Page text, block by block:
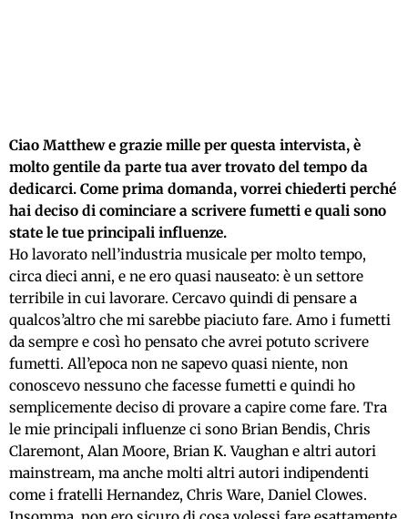
Ciao Matthew e grazie mille per questa intervista, è
molto gentile da parte tua aver trovato del tempo da
dedicarci. Come prima domanda, vorrei chiederti perché
hai deciso di cominciare a scrivere fumetti e quali sono
state le tue principali influenze.
Ho lavorato nell’industria musicale per molto tempo,
circa dieci anni, e ne ero quasi nauseato: è un settore
terribile in cui lavorare. Cercavo quindi di pensare a
qualcos’altro che mi sarebbe piaciuto fare. Amo i fumetti
da sempre e così ho pensato che avrei potuto scrivere
fumetti. All’epoca non ne sapevo quasi niente, non
conoscevo nessuno che facesse fumetti e quindi ho
semplicemente deciso di provare a capire come fare. Tra
le mie principali influenze ci sono Brian Bendis, Chris
Claremont, Alan Moore, Brian K. Vaughan e altri autori
mainstream, ma anche molti altri autori indipendenti
come i fratelli Hernandez, Chris Ware, Daniel Clowes.